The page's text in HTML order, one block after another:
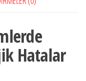
Hatalar